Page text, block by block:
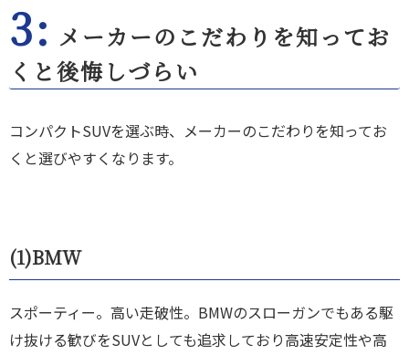
3: メーカーのこだわりを知ってお
くと後悔しづらい
コンパクトSUVを選ぶ時、メーカーのこだわりを知ってお
くと選びやすくなります。
(1)BMW
スポーティー。高い走破性。BMWのスローガンでもある駆
け抜ける歓びをSUVとしても追求しており高速安定性や高